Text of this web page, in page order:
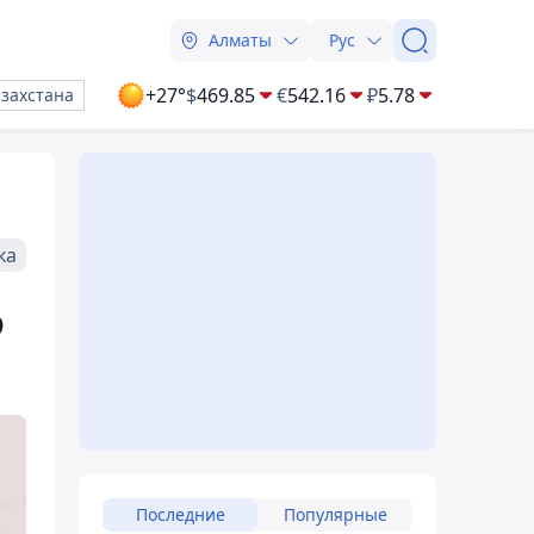
Алматы Рус
+27°$469.85 €542.16 ₽5.78
Последние Популярные